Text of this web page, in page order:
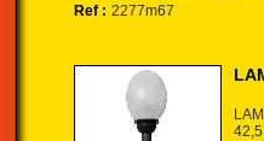
Ref : 2277m67